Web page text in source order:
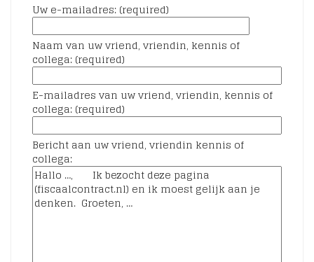
Uw e-mailadres: (required)
Naam van uw vriend, vriendin, kennis of
collega: (required)
E-mailadres van uw vriend, vriendin, kennis of
collega: (required)
Bericht aan uw vriend, vriendin kennis of
collega: